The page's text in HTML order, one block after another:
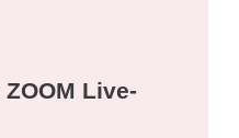
ZOOM Live-